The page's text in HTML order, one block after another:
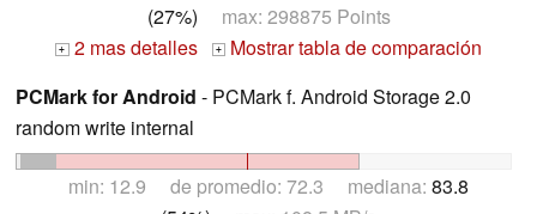
(27%) max: 298875 Points
+ 2 mas detalles +
Mostrar tabla de comparación
PCMark for Android - PCMark f. Android Storage 2.0
random write internal
min: 12.9 de promedio: 72.3 mediana: 83.8